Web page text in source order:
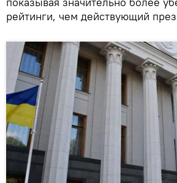
рейтинги, чем действующий